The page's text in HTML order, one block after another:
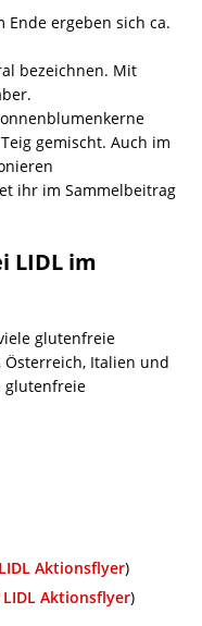
Ende ergeben sich ca.
bezeichnen. Mit
gemischt. Auch im
ihr im Sammelbeitrag
LIDL im
glutenfreie
Österreich, Italien und
glutenfreie
Aktionsflyer)
Aktionsflyer)